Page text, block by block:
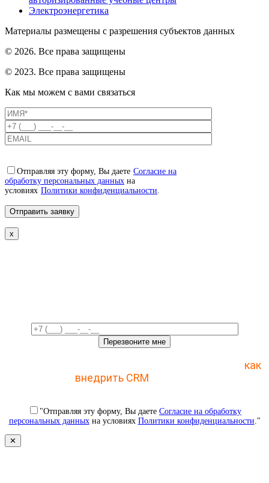
Электроэнергетика
Материалы размещены с разрешения субъектов данных
© 2026. Все права защищены
© 2023. Все права защищены
Как мы можем с вами связаться
Отправляя эту форму, Вы даете Согласие на
обработку персональных данных на
условиях Политики конфиденциальности
x
как
внедрить CRM
"Отправляя эту форму, Вы даете Согласие на обработку
персональных данныхна условиях Политики конфиденциальности ."
✕